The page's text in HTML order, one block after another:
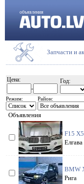
объявления
Запчасти и
Цена:
-
Год:
Режим: Район:
Объявления
F15
BMW
Рига